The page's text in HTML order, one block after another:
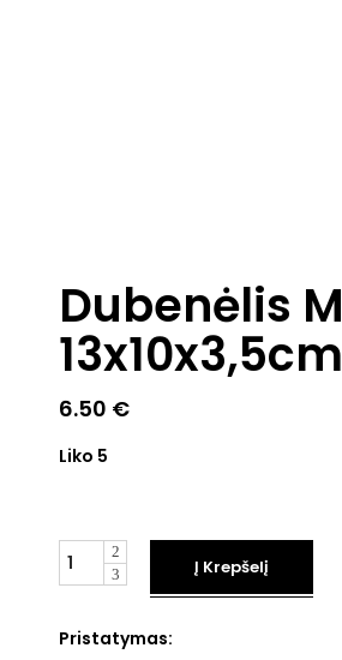
Dubenėlis M
13x10x3,5cm
6.50 €
Liko 5
Kiekis
Į Krepšelį
Pristatymas: